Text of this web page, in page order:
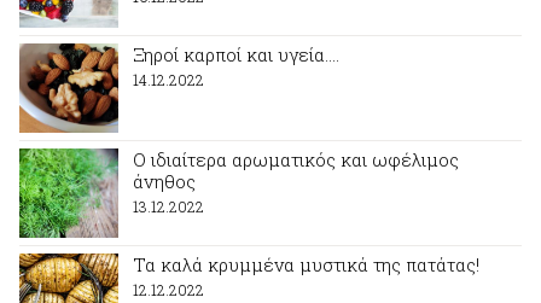
Ξηροί καρποί και υγεία….
14.12.2022
Ο ιδιαίτερα αρωματικός και ωφέλιμος
άνηθος
13.12.2022
Τα καλά κρυμμένα μυστικά της πατάτας!
12.12.2022